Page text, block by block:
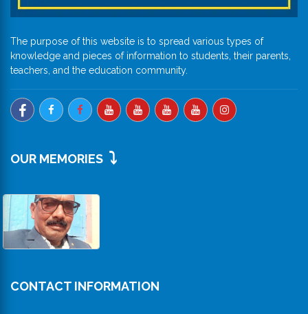
The purpose of this website is to spread various types of
knowledge and pieces of information to students, their parents,
teachers, and the education community.
OUR MEMORIES ⤵️
CONTACT INFORMATION